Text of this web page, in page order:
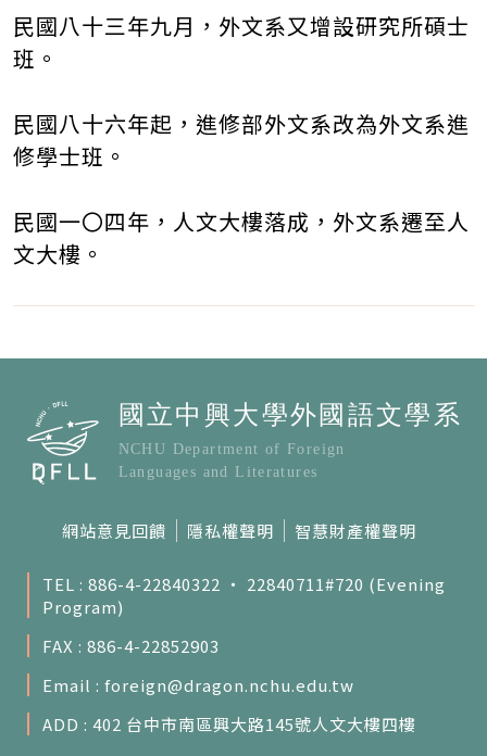
民國八十三年九月，外文系又增設研究所碩士
班。
民國八十六年起，進修部外文系改為外文系進
修學士班。
民國一〇四年，人文大樓落成，外文系遷至人
文大樓。
網站意見回饋 隱私權聲明 智慧財產權聲明
TEL : 886-4-22840322 ‧ 22840711#720 (Evening
Program)
FAX : 886-4-22852903
Email : foreign@dragon.nchu.edu.tw
ADD : 402 台中市南區興大路145號人文大樓四樓